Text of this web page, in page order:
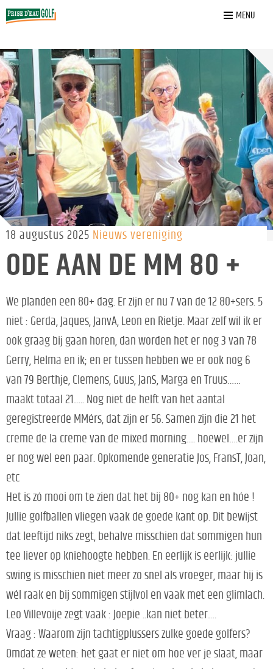
MENU
Home
18 augustus 2025 Nieuws vereniging
ODE AAN DE MM 80 +
We planden een 80+ dag. Er zijn er nu 7 van de 12 80+sers. 5
niet : Gerda, Jaques, JanvA, Leon en Rietje. Maar zelf wil ik er
ook graag bij gaan horen, dan worden het er nog 3 van 78
Gerry, Helma en ik; en er tussen hebben we er ook nog 6
van 79 Berthje, Clemens, Guus, JanS, Marga en Truus……
maakt totaal 21….. Nog niet de helft van het aantal
geregistreerde MMérs, dat zijn er 56. Samen zijn die 21 het
creme de la creme van de mixed morning…. hoewel….er zijn
er nog wel een paar. Opkomende generatie Jos, FransT, Joan,
etc
Het is zó mooi om te zien dat het bij 80+ nog kan en hóe !
Jullie golfballen vliegen vaak de goede kant op. Dit bewijst
dat leeftijd niks zegt, behalve misschien dat sommigen hun
tee liever op kniehoogte hebben. En eerlijk is eerlijk: jullie
swing is misschien niet meer zo snel als vroeger, maar hij is
wél raak en bij sommigen stijlvol en vaak met een glimlach.
Leo Villevoije zegt vaak : Joepie ..kan niet beter….
Vraag : Waarom zijn tachtigplussers zulke goede golfers?
Omdat ze weten: het gaat er niet om hoe ver je slaat, maar